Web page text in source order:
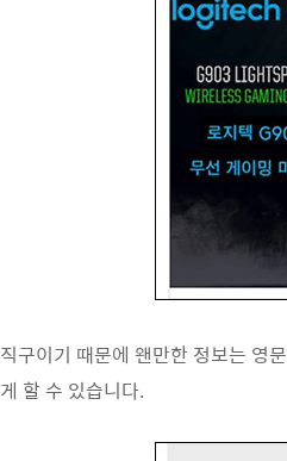
직구이기 때문에 왠만한 정보는 영
게 할 수 있습니다.